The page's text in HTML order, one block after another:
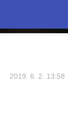
2019. 6. 2. 13:58